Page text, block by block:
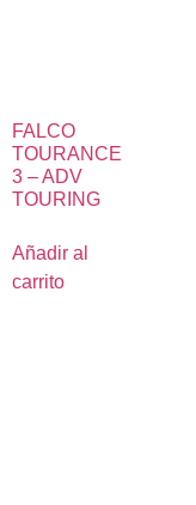
FALCO
TOURANCE
3 – ADV
TOURING
Añadir al
carrito